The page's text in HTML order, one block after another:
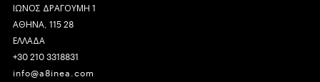
ΙΩΝΟΣ ΔΡΑΓΟΥΜΗ 1
ΑΘΗΝΑ, 115 28
ΕΛΛΑΔΑ
+30 210 3318831
info@a8inea.com